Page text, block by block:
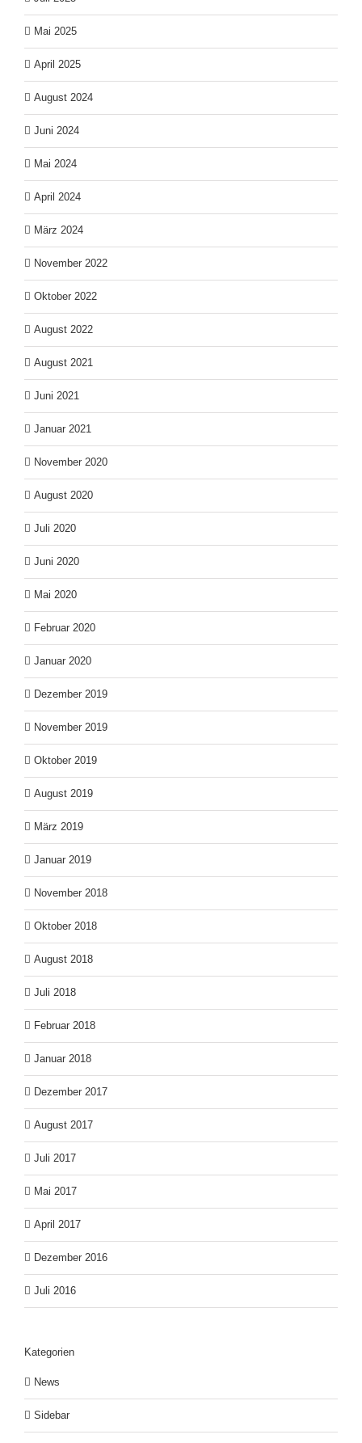
Mai 2025
April 2025
August 2024
Juni 2024
Mai 2024
April 2024
März 2024
November 2022
Oktober 2022
August 2022
August 2021
Juni 2021
Januar 2021
November 2020
August 2020
Juli 2020
Juni 2020
Mai 2020
Februar 2020
Januar 2020
Dezember 2019
November 2019
Oktober 2019
August 2019
März 2019
Januar 2019
November 2018
Oktober 2018
August 2018
Juli 2018
Februar 2018
Januar 2018
Dezember 2017
August 2017
Juli 2017
Mai 2017
April 2017
Dezember 2016
Juli 2016
Kategorien
News
Sidebar